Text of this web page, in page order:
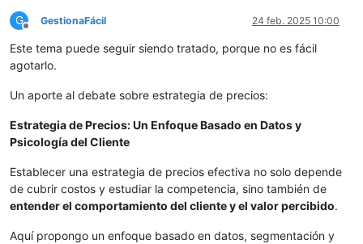
G
Desconectado
GestionaFácil 24 feb. 2025 10:00
Este tema puede seguir siendo tratado, porque no es fácil
agotarlo.
Un aporte al debate sobre estrategia de precios:
Estrategia de Precios: Un Enfoque Basado en Datos y
Psicología del Cliente
Establecer una estrategia de precios efectiva no solo depende
de cubrir costos y estudiar la competencia, sino también de
entender el comportamiento del cliente y el valor percibido.
Aquí propongo un enfoque basado en datos, segmentación y